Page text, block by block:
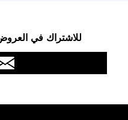
للاشتراك في